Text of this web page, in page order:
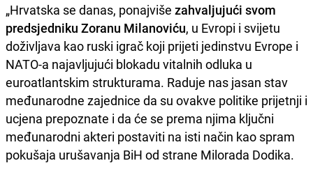
„Hrvatska se danas, ponajviše zahvaljujući svom
predsjedniku Zoranu Milanoviću, u Evropi i svijetu
doživljava kao ruski igrač koji prijeti jedinstvu Evrope i
NATO-a najavljujući blokadu vitalnih odluka u
euroatlantskim strukturama. Raduje nas jasan stav
međunarodne zajednice da su ovakve politike prijetnji i
ucjena prepoznate i da će se prema njima ključni
međunarodni akteri postaviti na isti način kao spram
pokušaja urušavanja BiH od strane Milorada Dodika.